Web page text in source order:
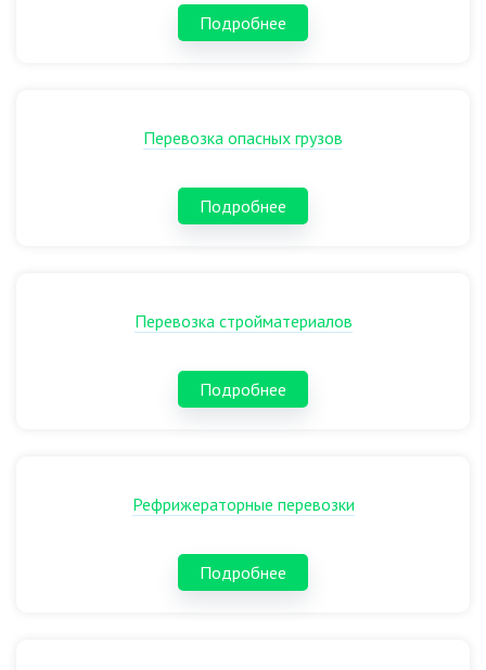
Подробнее
Перевозка опасных грузов
Подробнее
Перевозка стройматериалов
Подробнее
Рефрижераторные перевозки
Подробнее